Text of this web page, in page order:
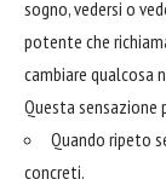
sogno, vedersi o
potente che
cambiare qualcosa
Questa sensazione
Quando ripeto
concreti.